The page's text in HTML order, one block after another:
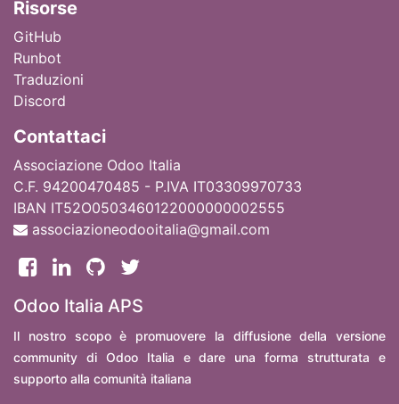
Risorse
GitHub
Runbot
Traduzioni
Discord
Contattaci
Associazione Odoo Italia
C.F. 94200470485 - P.IVA IT03309970733
IBAN IT52O0503460122000000002555
associazioneodooitalia@gmail.com
Odoo Italia APS
Il nostro scopo è promuovere la diffusione della versione
community di Odoo Italia e dare una forma strutturata e
supporto alla comunità italiana